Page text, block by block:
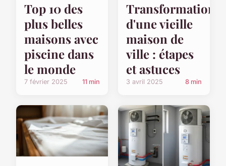
Top 10 des
plus belles
maisons avec
piscine dans
le monde
7 février 2025 11 min
Transformation
d'une vieille
maison de
ville : étapes
et astuces
3 avril 2025 8 min